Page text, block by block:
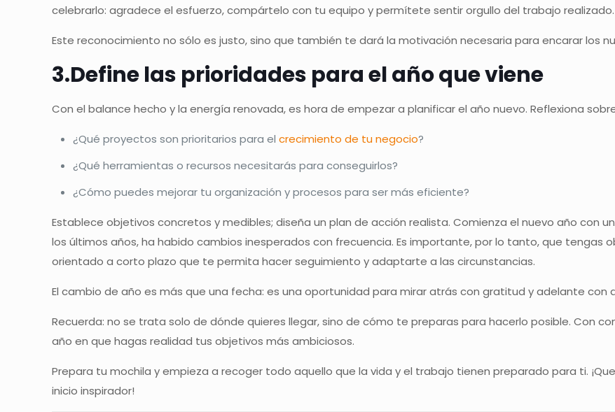
celebrarlo: agradece el esfuerzo, compártelo con tu equipo y permítete sentir orgullo del trabajo realizado.
Este reconocimiento no sólo es justo, sino que también te dará la motivación necesaria para encarar los
3.Define las prioridades para el año que viene
Con el balance hecho y la energía renovada, es hora de empezar a planificar el año nuevo. Reflexiona
¿Qué proyectos son prioritarios para elcrecimiento de tu negocio?
¿Qué herramientas o recursos necesitarás para conseguirlos?
¿Cómo puedes mejorar tu organización y procesos para ser más eficiente?
Establece objetivos concretos y medibles; diseña un plan de acción realista. Comienza el nuevo año con
los últimos años, ha habido cambios inesperados con frecuencia. Es importante, por lo tanto, que tengas
orientado a corto plazo que te permita hacer seguimiento y adaptarte a las circunstancias.
El cambio de año es más que una fecha: es una oportunidad para mirar atrás con gratitud y adelante con
Recuerda: no se trata solo de dónde quieres llegar, sino de cómo te preparas para hacerlo posible. Con
año en que hagas realidad tus objetivos más ambiciosos.
Prepara tu mochila y empieza a recoger todo aquello que la vida y el trabajo tienen preparado para ti.
inicio inspirador!